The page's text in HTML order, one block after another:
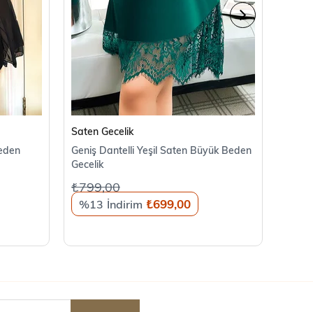
Saten Gecelik
Geniş Dantelli Yeşil Saten Büyük Beden
Gecelik
%13 ₺699,00
₺799,00